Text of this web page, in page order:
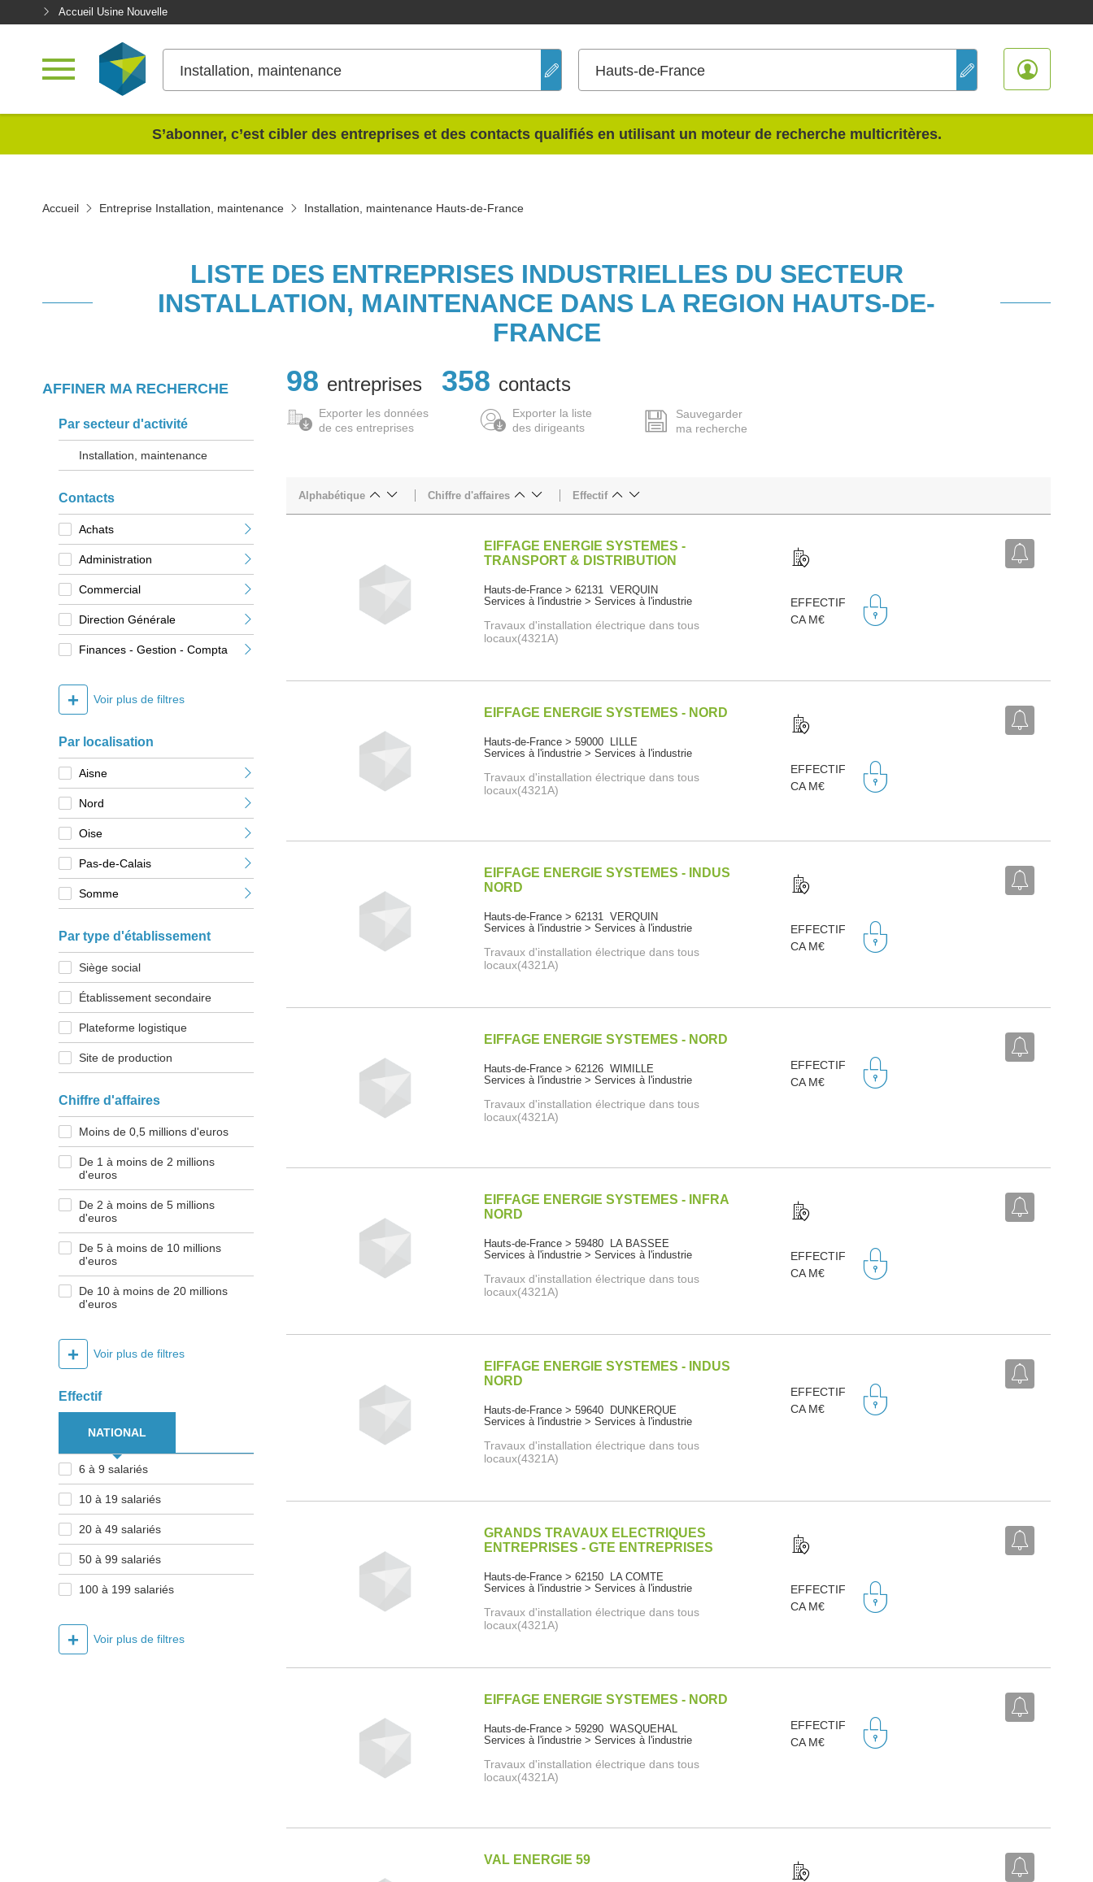
Accueil Usine Nouvelle
Installation, maintenance Hauts-de-France
S’abonner, c’est cibler des entreprises et des contacts qualifiés en utilisant un moteur de recherche multicritères.
Accueil Entreprise Installation, maintenance Installation, maintenance Hauts-de-France
LISTE DES ENTREPRISES INDUSTRIELLES DU SECTEUR
INSTALLATION, MAINTENANCE DANS LA REGION HAUTS-DE-
FRANCE
AFFINER MA RECHERCHE
Par secteur d'activité
Installation, maintenance
Contacts
Achats
Administration
Commercial
Direction Générale
Finances - Gestion - Compta
+ Voir plus de filtres
Par localisation
Aisne
Nord
Oise
Pas-de-Calais
Somme
Par type d'établissement
Siège social
Établissement secondaire
Plateforme logistique
Site de production
Chiffre d'affaires
Moins de 0,5 millions d'euros
De 1 à moins de 2 millions
d'euros
De 2 à moins de 5 millions
d'euros
De 5 à moins de 10 millions
d'euros
De 10 à moins de 20 millions
d'euros
+ Voir plus de filtres
Effectif
NATIONAL
6 à 9 salariés
10 à 19 salariés
20 à 49 salariés
50 à 99 salariés
100 à 199 salariés
+ Voir plus de filtres
98 entreprises 358 contacts
Exporter les données
de ces entreprises
Exporter la liste
des dirigeants
Sauvegarder
ma recherche
Alphabétique Chiffre d'affaires Effectif
EIFFAGE ENERGIE SYSTEMES -
TRANSPORT & DISTRIBUTION
Hauts-de-France > 62131 VERQUIN
Services à l'industrie > Services à l'industrie
Travaux d'installation électrique dans tous
locaux(4321A)
EFFECTIF
CA M€
EIFFAGE ENERGIE SYSTEMES - NORD
Hauts-de-France > 59000 LILLE
Services à l'industrie > Services à l'industrie
Travaux d'installation électrique dans tous
locaux(4321A)
EFFECTIF
CA M€
EIFFAGE ENERGIE SYSTEMES - INDUS
NORD
Hauts-de-France > 62131 VERQUIN
Services à l'industrie > Services à l'industrie
Travaux d'installation électrique dans tous
locaux(4321A)
EFFECTIF
CA M€
EIFFAGE ENERGIE SYSTEMES - NORD
Hauts-de-France > 62126 WIMILLE
Services à l'industrie > Services à l'industrie
Travaux d'installation électrique dans tous
locaux(4321A)
EFFECTIF
CA M€
EIFFAGE ENERGIE SYSTEMES - INFRA
NORD
Hauts-de-France > 59480 LA BASSEE
Services à l'industrie > Services à l'industrie
Travaux d'installation électrique dans tous
locaux(4321A)
EFFECTIF
CA M€
EIFFAGE ENERGIE SYSTEMES - INDUS
NORD
Hauts-de-France > 59640 DUNKERQUE
Services à l'industrie > Services à l'industrie
Travaux d'installation électrique dans tous
locaux(4321A)
EFFECTIF
CA M€
GRANDS TRAVAUX ELECTRIQUES
ENTREPRISES - GTE ENTREPRISES
Hauts-de-France > 62150 LA COMTE
Services à l'industrie > Services à l'industrie
Travaux d'installation électrique dans tous
locaux(4321A)
EFFECTIF
CA M€
EIFFAGE ENERGIE SYSTEMES - NORD
Hauts-de-France > 59290 WASQUEHAL
Services à l'industrie > Services à l'industrie
Travaux d'installation électrique dans tous
locaux(4321A)
EFFECTIF
CA M€
VAL ENERGIE 59